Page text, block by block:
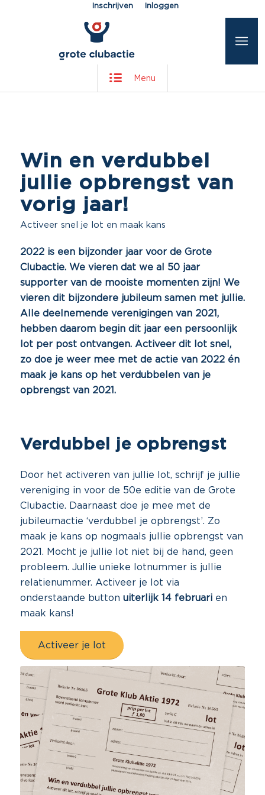
Inschrijven Inloggen
Menu
Win en verdubbel
jullie opbrengst van
vorig jaar!
Activeer snel je lot en maak kans
2022 is een bijzonder jaar voor de Grote
Clubactie. We vieren dat we al 50 jaar
supporter van de mooiste momenten zijn! We
vieren dit bijzondere jubileum samen met jullie.
Alle deelnemende verenigingen van 2021,
hebben daarom begin dit jaar een persoonlijk
lot per post ontvangen. Activeer dit lot snel,
zo doe je weer mee met de actie van 2022 én
maak je kans op het verdubbelen van je
opbrengst van 2021.
Verdubbel je opbrengst
Door het activeren van jullie lot, schrijf je jullie
vereniging in voor de 50e editie van de Grote
Clubactie. Daarnaast doe je mee met de
jubileumactie ‘verdubbel je opbrengst’. Zo
maak je kans op nogmaals jullie opbrengst van
2021. Mocht je jullie lot niet bij de hand, geen
probleem. Jullie unieke lotnummer is jullie
relatienummer. Activeer je lot via
onderstaande button uiterlijk 14 februarien
maak kans!
Activeer je lot